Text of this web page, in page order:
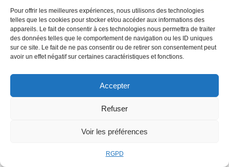
Pour offrir les meilleures expériences, nous utilisons des technologies
telles que les cookies pour stocker et/ou accéder aux informations des
appareils. Le fait de consentir à ces technologies nous permettra de traiter
des données telles que le comportement de navigation ou les ID uniques
sur ce site. Le fait de ne pas consentir ou de retirer son consentement peut
avoir un effet négatif sur certaines caractéristiques et fonctions.
Accepter
Refuser
Voir les préférences
RGPD
Quand étaient venus les premiers ulcères
saccageant son écorce-artère,
elle avait, à chacune de ses balades,
amplifié ses accolades.
Comme un chien lèche ses plaies,
son écorce elle embrassait.
Pour endiguer l’érosive,
elle lui donnait sa salive,
comme on dépose un baiser consolant
irriguer ses crevasses.